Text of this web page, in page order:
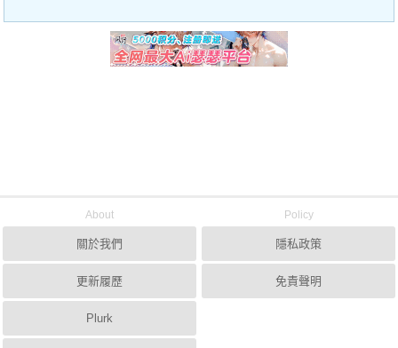
About
關於我們
更新履歷
Plurk
Policy
隱私政策
免責聲明